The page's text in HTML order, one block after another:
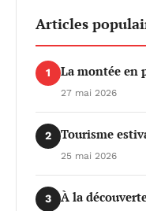
Articles
1 La montée en
27 mai 2026
2 Tourisme
25 mai 2026
3 À la